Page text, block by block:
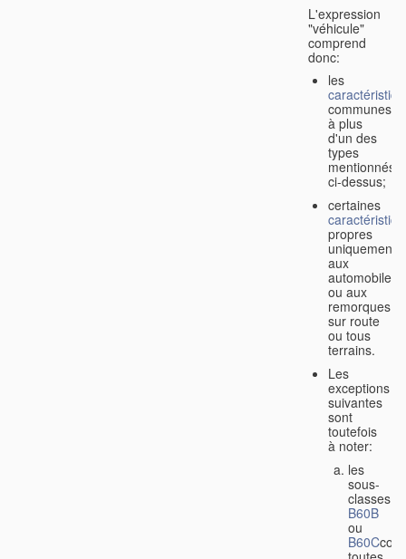
L'expression
"véhicule"
comprend
donc:
les
communes
à plus
d'un des
types
mentionnés
ci-dessus;
certaines
propres
uniquement
aux
automobiles
ou aux
remorques
sur route
ou tous
terrains.
Les
exceptions
suivantes
sont
toutefois
à noter:
les
sous-
classes
B60B
ou
B60C